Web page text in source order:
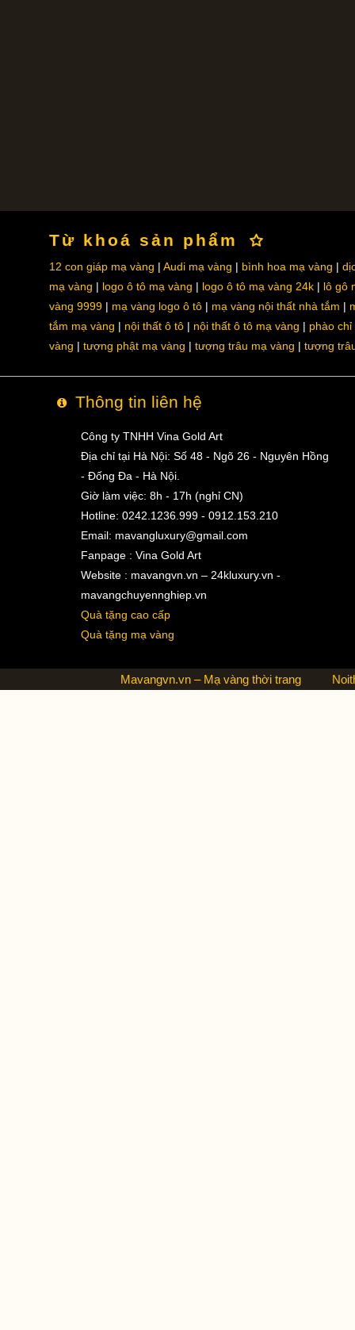
Từ khoá sản phẩm
12 con giáp mạ vàng Audi mạ vàng bình hoa mạ vàng
mạ vàng
logo ô tô mạ vàng logo ô tô mạ vàng 24k
lô gô
vàng 9999
mạ vàng logo ô tô mạ vàng nội thất nhà tắm
tắm mạ vàng
nội thất ô tô nội thất ô tô mạ vàng
phào chỉ
vàng
tượng phật mạ vàng tượng trâu mạ vàng tượng
Thông tin liên hệ
Công ty TNHH Vina Gold Art
Địa chỉ tại Hà Nội: Số 48 - Ngõ 26 - Nguyên Hồng
- Đống Đa - Hà Nội.
Giờ làm việc: 8h - 17h (nghỉ CN)
Hotline: 0242.1236.999 - 0912.153.210
Email: mavangluxury@gmail.com
Fanpage : Vina Gold Art
Website : mavangvn.vn – 24kluxury.vn -
mavangchuyennghiep.vn
Quà tặng cao cấp
Quà tặng mạ vàng
Mavangvn.vn – Mạ vàng thời trang